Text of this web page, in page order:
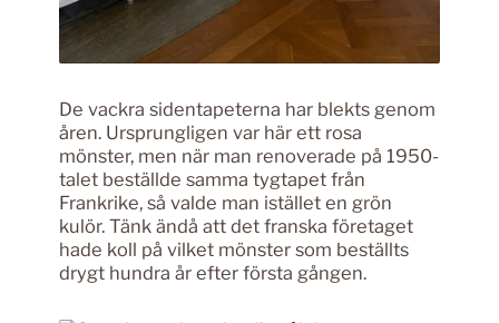
De vackra sidentapeterna har blekts genom
åren. Ursprungligen var här ett rosa
mönster, men när man renoverade på 1950-
talet beställde samma tygtapet från
Frankrike, så valde man istället en grön
kulör. Tänk ändå att det franska företaget
hade koll på vilket mönster som beställts
drygt hundra år efter första gången.